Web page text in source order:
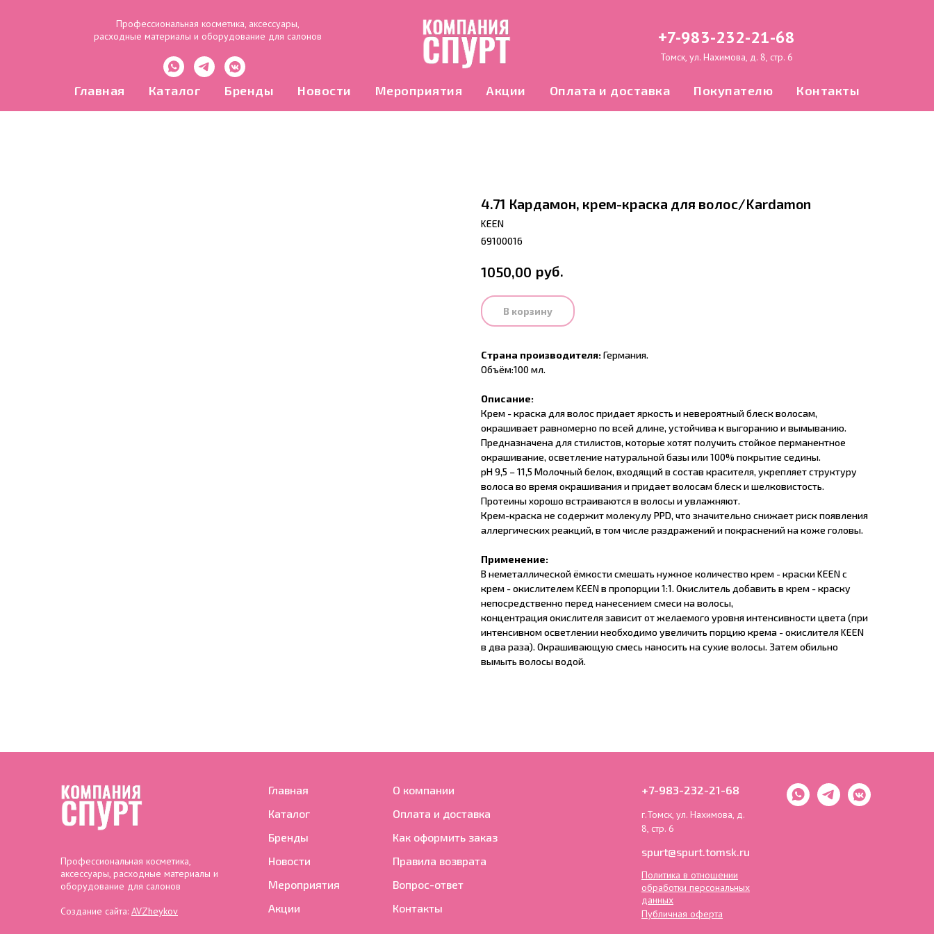
Профессиональная косметика, аксессуары,
расходные материалы и оборудование для салонов
+7-983-232-21-68
Томск, ул. Нахимова, д. 8, стр. 6
Главная Каталог Бренды Новости Мероприятия Акции Оплата и доставка Покупателю Контакты
4.71 Кардамон, крем-краска для волос/Kardamon
KEEN
69100016
1050,00 руб.
В корзину
Страна производителя:Германия.
Объём:100 мл.
Описание:
Крем - краска для волос придает яркость и невероятный блеск волосам,
окрашивает равномерно по всей длине, устойчива к выгоранию и вымыванию.
Предназначена для стилистов, которые хотят получить стойкое перманентное
окрашивание, осветление натуральной базы или 100% покрытие седины.
pH 9,5 – 11,5 Молочный белок, входящий в состав красителя, укрепляет структуру
волоса во время окрашивания и придает волосам блеск и шелковистость.
Протеины хорошо встраиваются в волосы и увлажняют.
Крем-краска не содержит молекулу PPD, что значительно снижает риск появления
аллергических реакций, в том числе раздражений и покраснений на коже головы.
Применение:
В неметаллической ёмкости смешать нужное количество крем - краски KEEN с
крем - окислителем KEEN в пропорции 1:1. Окислитель добавить в крем - краску
непосредственно перед нанесением смеси на волосы,
концентрация окислителя зависит от желаемого уровня интенсивности цвета (при
интенсивном осветлении необходимо увеличить порцию крема - окислителя KEEN
в два раза). Окрашивающую смесь наносить на сухие волосы. Затем обильно
вымыть волосы водой.
Профессиональная косметика,
аксессуары, расходные материалы и
оборудование для салонов
Создание сайта: AVZheykov
Главная
Каталог
Бренды
Новости
Мероприятия
Акции
О компании
Оплата и доставка
Как оформить заказ
Правила возврата
Вопрос-ответ
Контакты
+7-983-232-21-68
г.Томск, ул. Нахимова, д.
8, стр. 6
spurt@spurt.tomsk.ru
Политика в отношении
обработки персональных
данных
Публичная оферта